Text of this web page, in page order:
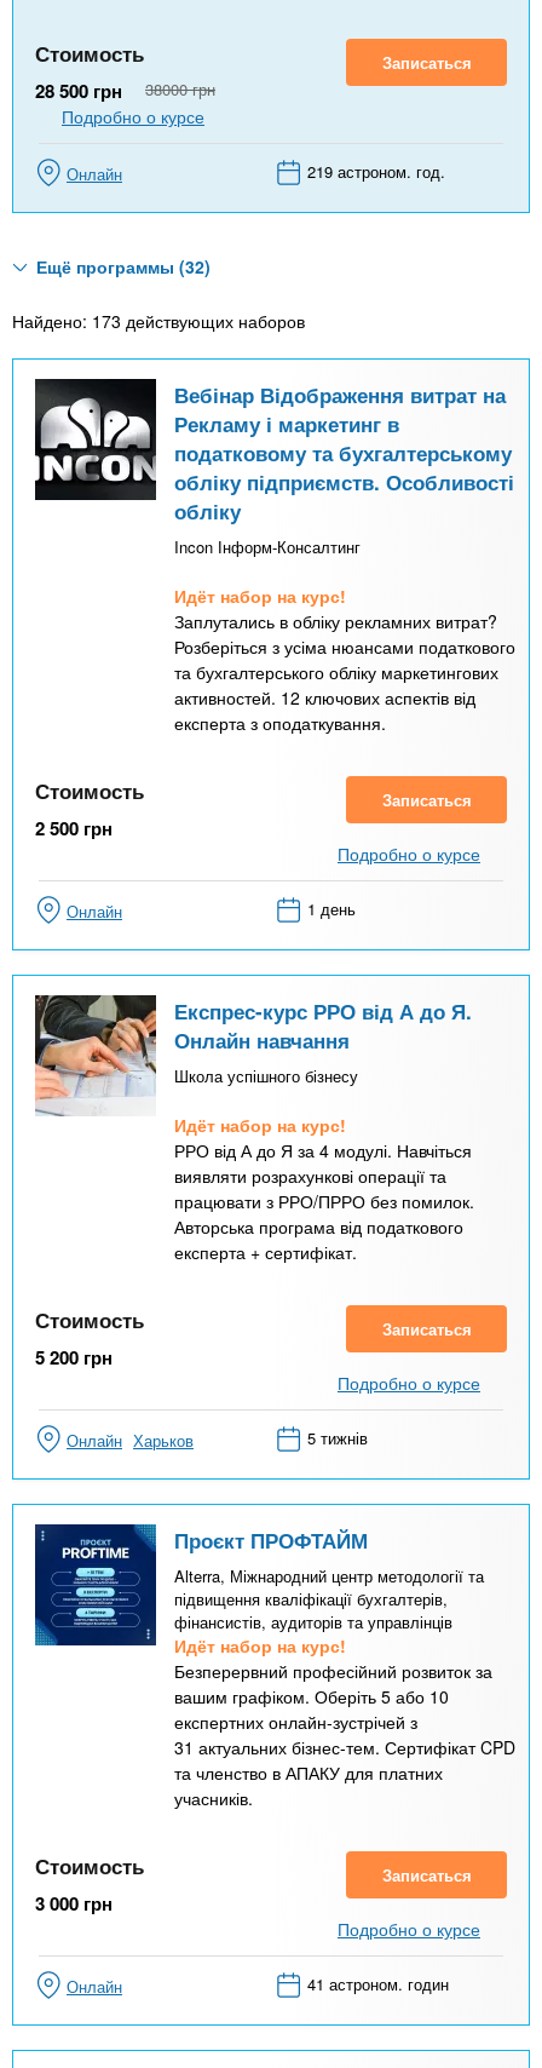
Стоимость
28 500 грн 38000 грн
Записаться
Подробно о курсе
Онлайн 219 астроном. год.
Ещё программы (32)
Найдено: 173 действующих наборов
Вебінар Відображення витрат на
Рекламу і маркетинг в
податковому та бухгалтерському
обліку підприємств. Особливості
обліку
Incon Інформ-Консалтинг
Идёт набор на курс!
Заплутались в обліку рекламних витрат?
Розберіться з усіма нюансами податкового
та бухгалтерського обліку маркетингових
активностей. 12 ключових аспектів від
експерта з оподаткування.
Стоимость
2 500 грн
Записаться
Подробно о курсе
Онлайн 1 день
Експрес-курс РРО від А до Я.
Онлайн навчання
Школа успішного бізнесу
Идёт набор на курс!
РРО від А до Я за 4 модулі. Навчіться
виявляти розрахункові операції та
працювати з РРО/ПРРО без помилок.
Авторська програма від податкового
експерта + сертифікат.
Стоимость
5 200 грн
Записаться
Подробно о курсе
Онлайн Харьков 5 тижнів
Проєкт ПРОФТАЙМ
Alterra, Міжнародний центр методології та
підвищення кваліфікації бухгалтерів,
фінансистів, аудиторів та управлінців
Идёт набор на курс!
Безперервний професійний розвиток за
вашим графіком. Оберіть 5 або 10
експертних онлайн-зустрічей з
31 актуальних бізнес-тем. Сертифікат CPD
та членство в АПАКУ для платних
учасників.
Стоимость
3 000 грн
Записаться
Подробно о курсе
Онлайн 41 астроном. годин